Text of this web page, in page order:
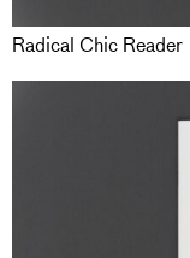
Radical Chic Reader